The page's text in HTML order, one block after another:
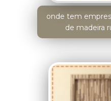
onde tem
de madeira